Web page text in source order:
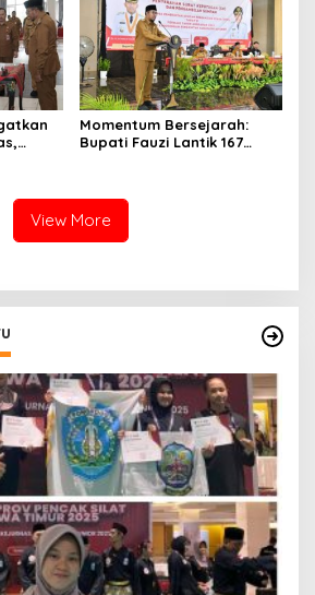
Momentum Bersejarah:
Bupati Fauzi Lantik 167
View More